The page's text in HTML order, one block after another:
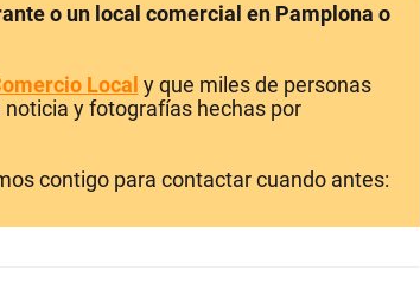
o un local comercial en Pamplona o
Local y que miles de personas
y fotografías hechas por
contigo para contactar cuando antes: